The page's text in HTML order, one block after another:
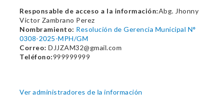
Responsable de acceso a la información:Abg. Jhonny
Victor Zambrano Perez
Nombramiento: Resolución de Gerencia Municipal N°
0308-2025-MPH/GM
Correo: DJJZAM32@gmail.com
Teléfono:999999999
Ver administradores de la información